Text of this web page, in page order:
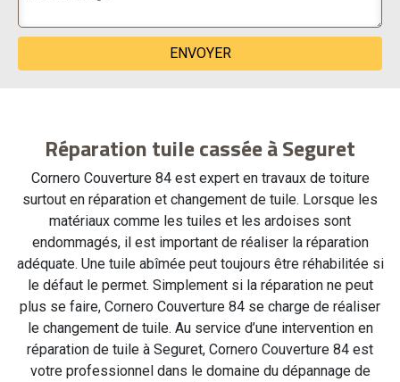
Réparation tuile cassée à Seguret
Cornero Couverture 84 est expert en travaux de toiture
surtout en réparation et changement de tuile. Lorsque les
matériaux comme les tuiles et les ardoises sont
endommagés, il est important de réaliser la réparation
adéquate. Une tuile abîmée peut toujours être réhabilitée si
le défaut le permet. Simplement si la réparation ne peut
plus se faire, Cornero Couverture 84 se charge de réaliser
le changement de tuile. Au service d’une intervention en
réparation de tuile à Seguret, Cornero Couverture 84 est
votre professionnel dans le domaine du dépannage de